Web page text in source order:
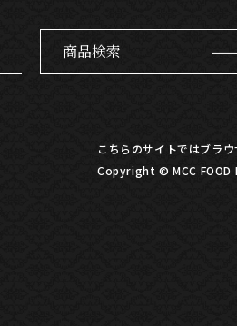
商品検索
こちらのサイトではブラ
Copyright © MCC FOOD